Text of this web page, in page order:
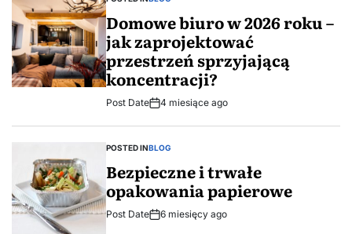
Domowe biuro w 2026 roku –
jak zaprojektować
przestrzeń sprzyjającą
koncentracji?
Post Date 4 miesiące ago
POSTED INBLOG
Bezpieczne i trwałe
opakowania papierowe
Post Date 6 miesięcy ago